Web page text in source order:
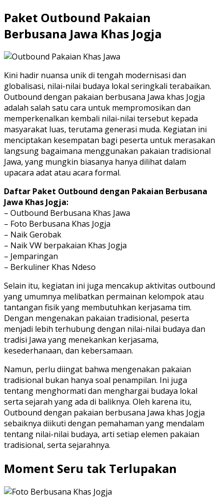
Paket Outbound Pakaian
Berbusana Jawa Khas Jogja
Kini hadir nuansa unik di tengah modernisasi dan
globalisasi, nilai-nilai budaya lokal seringkali terabaikan.
Outbound dengan pakaian berbusana Jawa khas Jogja
adalah salah satu cara untuk mempromosikan dan
memperkenalkan kembali nilai-nilai tersebut kepada
masyarakat luas, terutama generasi muda. Kegiatan ini
menciptakan kesempatan bagi peserta untuk merasakan
langsung bagaimana menggunakan pakaian tradisional
Jawa, yang mungkin biasanya hanya dilihat dalam
upacara adat atau acara formal.
Daftar Paket Outbound dengan Pakaian Berbusana
Jawa Khas Jogja:
– Outbound Berbusana Khas Jawa
– Foto Berbusana Khas Jogja
– Naik Gerobak
– Naik VW berpakaian Khas Jogja
– Jemparingan
– Berkuliner Khas Ndeso
Selain itu, kegiatan ini juga mencakup aktivitas outbound
yang umumnya melibatkan permainan kelompok atau
tantangan fisik yang membutuhkan kerjasama tim.
Dengan mengenakan pakaian tradisional, peserta
menjadi lebih terhubung dengan nilai-nilai budaya dan
tradisi Jawa yang menekankan kerjasama,
kesederhanaan, dan kebersamaan.
Namun, perlu diingat bahwa mengenakan pakaian
tradisional bukan hanya soal penampilan. Ini juga
tentang menghormati dan menghargai budaya lokal
serta sejarah yang ada di baliknya. Oleh karena itu,
Outbound dengan pakaian berbusana Jawa khas Jogja
sebaiknya diikuti dengan pemahaman yang mendalam
tentang nilai-nilai budaya, arti setiap elemen pakaian
tradisional, serta sejarahnya.
Moment Seru tak Terlupakan